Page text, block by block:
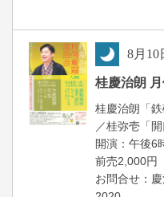
8月 10
桂慶治朗
桂慶治朗「
／桂弥壱「開
開演：午後6
前売2,000
お問合せ：